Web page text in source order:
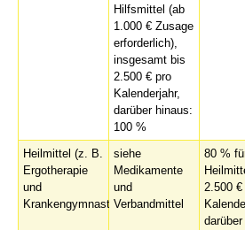
Hilfsmittel (ab
1.000 € Zusage
erforderlich),
insgesamt bis
2.500 € pro
Kalenderjahr,
darüber hinaus:
100 %
Heilmittel (z. B.
Ergotherapie
und
Krankengymnastik)
siehe
Medikamente
und
Verbandmittel
80 %
2.500 €